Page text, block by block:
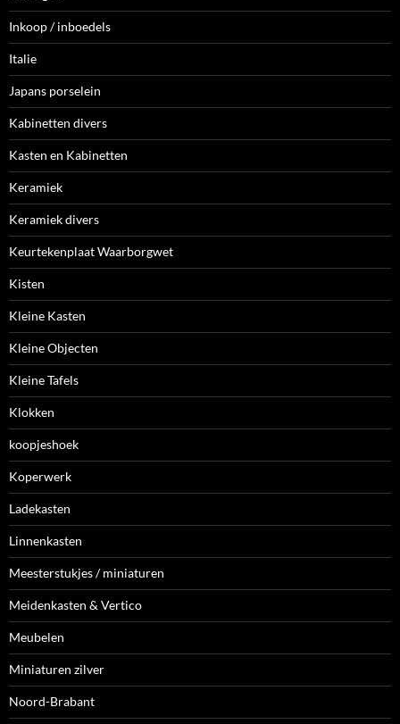
Inkoop / inboedels
Italie
Japans porselein
Kabinetten divers
Kasten en Kabinetten
Keramiek
Keramiek divers
Keurtekenplaat Waarborgwet
Kisten
Kleine Kasten
Kleine Objecten
Kleine Tafels
Klokken
koopjeshoek
Koperwerk
Ladekasten
Linnenkasten
Meesterstukjes / miniaturen
Meidenkasten & Vertico
Meubelen
Miniaturen zilver
Noord-Brabant